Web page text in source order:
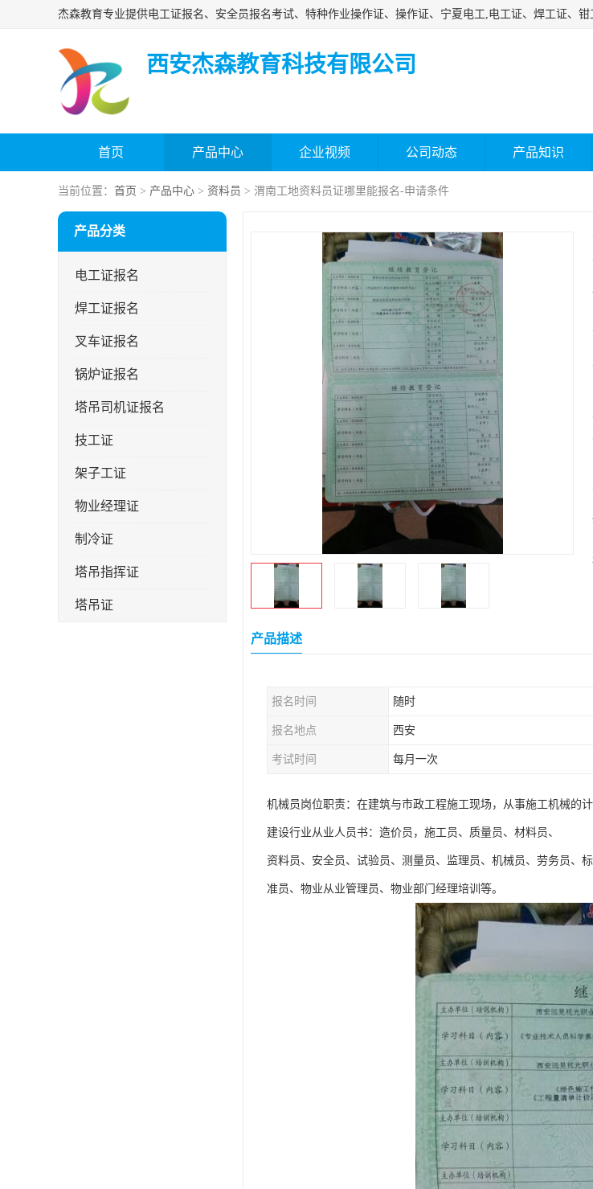
西安杰森教育科技有限公司
首页 产品中心 企业视频 公司动态 产品知识
当前位置： 首页 > 产品中心 > 资料员 > 渭南工地资料员证哪里能报名-申请条件
产品分类
电工证报名
焊工证报名
叉车证报名
锅炉证报名
塔吊司机证报名
技工证
架子工证
物业经理证
制冷证
塔吊指挥证
塔吊证
产品描述
报名时间 随时
报名地点 西安
考试时间 每月一次
机械员岗位职责：在建筑与市政工程施工现场，从事施工机械的
建设行业从业人员书：造价员，施工员、质量员、材料员、
资料员、安全员、试验员、测量员、监理员、机械员、劳务员、标
准员、物业从业管理员、物业部门经理培训等。